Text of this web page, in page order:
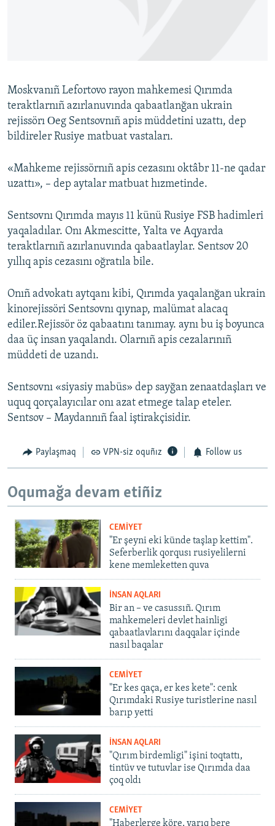
RFE/RS bütün saytları
Moskvanıñ Lefortovo rayon mahkemesi Qırımda
teraktlarnıñ azırlanuvında qabaatlanğan ukrain
rejissörı Оeg Sentsovnıñ apis müddetini uzattı, dep
bildireler Rusiye matbuat vastaları.
«Mahkeme rejissörnıñ apis cezasını oktâbr 11-ne qadar
uzattı», – dep aytalar matbuat hızmetinde.
Sentsovnı Qırımda mayıs 11 künü Rusiye FSB hadimleri
yaqaladılar. Onı Akmescitte, Yalta ve Aqyarda
teraktlarnıñ azırlanuvında qabaatlaylar. Sentsov 20
yıllıq apis cezasını oğratıla bile.
Onıñ advokatı aytqanı kibi, Qırımda yaqalanğan ukrain
kinorejissöri Sentsovnı qıynap, malümat alacaq
ediler.Rejissör öz qabaatını tanımay. aynı bu iş boyunca
daa üç insan yaqalandı. Olarnıñ apis cezalarınıñ
müddeti de uzandı.
Sentsovnı «siyasiy mabüs» dep sayğan zenaatdaşları ve
uquq qorçalayıcılar onı azat etmege talap eteler.
Sentsov – Maydannıñ faal iştirakçisidir.
Paylaşmaq VPN-siz oquñız Follow us
Oqumağa devam etiñiz
CEMİYET
"Er şeyni eki künde taşlap kettim".
Seferberlik qorqusı rusiyelilerni
kene memleketten quva
İNSAN AQLARI
Bir an – ve casussıñ. Qırım
mahkemeleri devlet hainligi
qabaatlavlarını daqqalar içinde
nasıl baqalar
CEMİYET
"Er kes qaça, er kes kete": cenk
Qırımdaki Rusiye turistlerine nasıl
barıp yetti
İNSAN AQLARI
"Qırım birdemligi" işini toqtattı,
tintüv ve tutuvlar ise Qırımda daa
çoq oldı
CEMİYET
"Haberlerge köre, yarıq bere